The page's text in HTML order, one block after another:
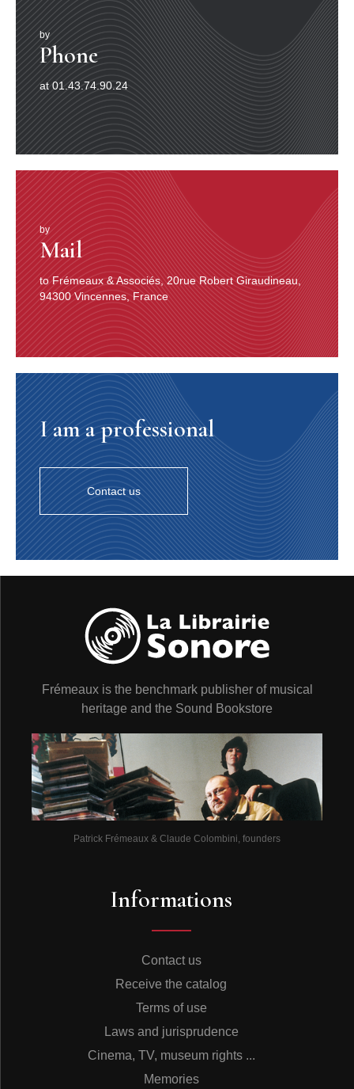
by
Phone
at 01.43.74.90.24
by
Mail
to Frémeaux & Associés, 20rue Robert Giraudineau,
94300 Vincennes, France
I am a professional
Contact us
Frémeaux is the benchmark publisher of musical
heritage and the Sound Bookstore
Patrick Frémeaux & Claude Colombini, founders
Informations
Contact us
Receive the catalog
Terms of use
Laws and jurisprudence
Cinema, TV, museum rights ...
Memories